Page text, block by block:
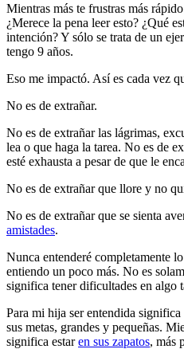
Mientras más te frustras más
¿Merece la pena leer esto? ¿Qué
intención? Y sólo se trata de un
tengo 9 años.
Eso me impactó. Así es cada vez
No es de extrañar.
No es de extrañar las lágrimas,
lea o que haga la tarea. No es de
esté exhausta a pesar de que le
No es de extrañar que llore y no
No es de extrañar que se sienta
amistades.
Nunca entenderé completamente
entiendo un poco más. No es
significa tener dificultades en algo
Para mi hija ser entendida
sus metas, grandes y pequeñas.
significa estaren sus zapatos, más